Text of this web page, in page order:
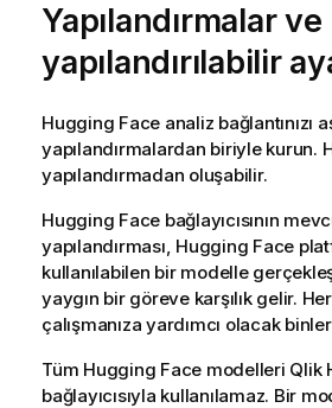
Yapılandırmalar ve
yapılandırılabilir
Hugging Face analiz bağlantınızı
yapılandırmalardan biriyle kurun.
yapılandırmadan oluşabilir.
Hugging Face bağlayıcısının
yapılandırması, Hugging Face
kullanılabilen bir modelle
yaygın bir göreve karşılık gelir.
çalışmanıza yardımcı olacak
Tüm Hugging Face modelleri Qlik
bağlayıcısıyla kullanılamaz. Bir